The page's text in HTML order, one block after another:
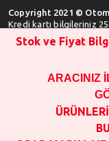
Copyright 2021 ©
Kredi kartı bilgileriniz
SATIN
1000 TL
OPAR MARKA
Stok ve Fiyat
ARACINIZ